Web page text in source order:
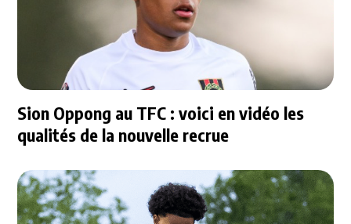
Sion Oppong au TFC : voici en vidéo les
qualités de la nouvelle recrue